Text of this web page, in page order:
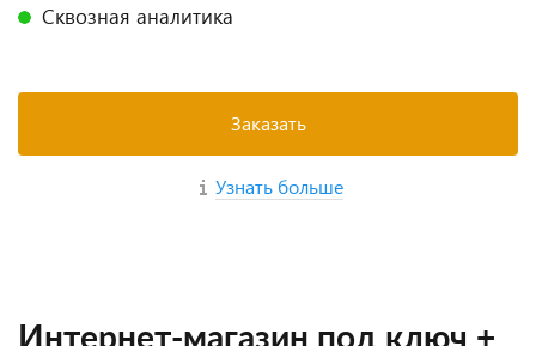
Сквозная аналитика
Заказать
Узнать больше
Интернет-магазин под ключ +